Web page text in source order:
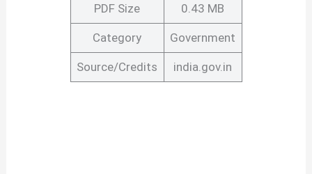
PDF Size 0.43 MB
Category Government
Source/Credits india.gov.in